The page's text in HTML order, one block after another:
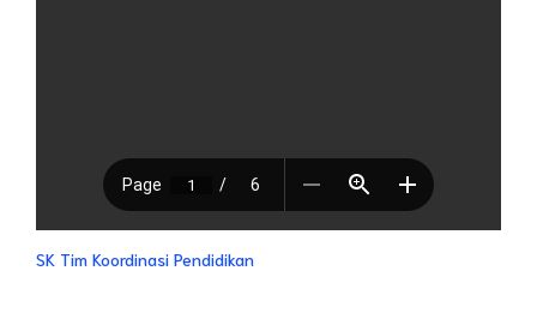
SK Tim Koordinasi Pendidikan